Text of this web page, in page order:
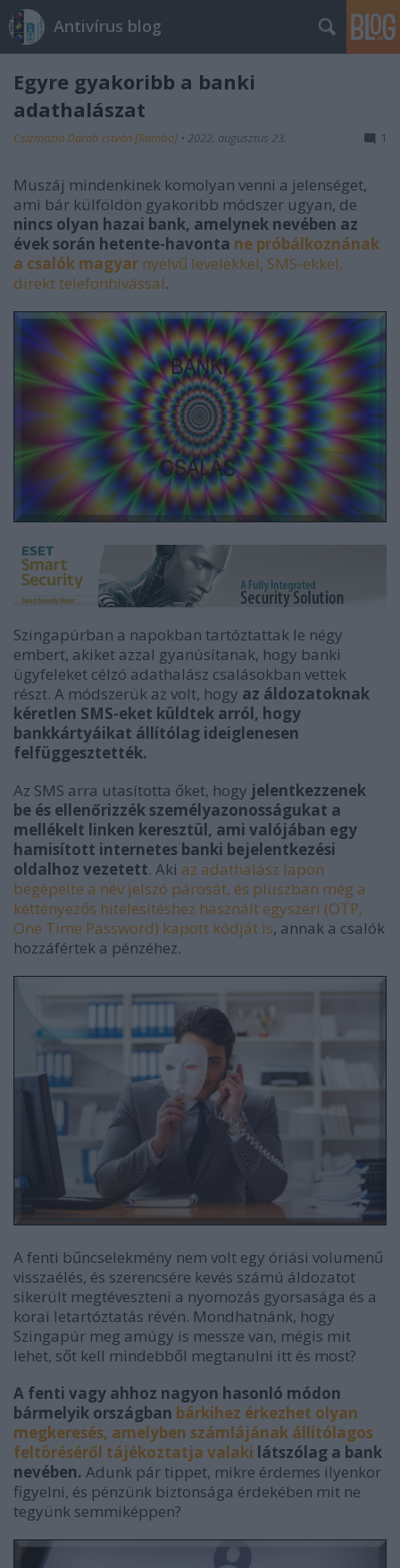
Antivírus blog
Egyre gyakoribb a banki
adathalászat
Csizmazia Darab István [Rambo] • 2022. augusztus 23. 1
Muszáj mindenkinek komolyan venni a jelenséget,
ami bár külföldön gyakoribb módszer ugyan, de
nincs olyan hazai bank, amelynek nevében az
évek során hetente-havonta ne próbálkoznának
a csalók magyar nyelvű levelekkel, SMS-ekkel,
direkt telefonhívással.
Szingapúrban a napokban tartóztattak le négy
embert, akiket azzal gyanúsítanak, hogy banki
ügyfeleket célzó adathalász csalásokban vettek
részt. A módszerük az volt, hogy az áldozatoknak
kéretlen SMS-eket küldtek arról, hogy
bankkártyáikat állítólag ideiglenesen
felfüggesztették.
Az SMS arra utasította őket, hogy jelentkezzenek
be és ellenőrizzék személyazonosságukat a
mellékelt linken keresztül, ami valójában egy
hamisított internetes banki bejelentkezési
oldalhoz vezetett. Aki az adathalász lapon
begépelte a név jelszó párosát, és pluszban még a
kéttényezős hitelesítéshez használt egyszeri (OTP,
One Time Password) kapott kódját is, annak a csalók
hozzáfértek a pénzéhez.
A fenti bűncselekmény nem volt egy óriási volumenű
visszaélés, és szerencsére kevés számú áldozatot
sikerült megtéveszteni a nyomozás gyorsasága és a
korai letartóztatás révén. Mondhatnánk, hogy
Szingapúr meg amúgy is messze van, mégis mit
lehet, sőt kell mindebből megtanulni itt és most?
A fenti vagy ahhoz nagyon hasonló módon
bármelyik országban bárkihez érkezhet olyan
megkeresés, amelyben számlájának állítólagos
feltöréséről tájékoztatja valaki látszólag a bank
nevében. Adunk pár tippet, mikre érdemes ilyenkor
figyelni, és pénzünk biztonsága érdekében mit ne
tegyünk semmiképpen?